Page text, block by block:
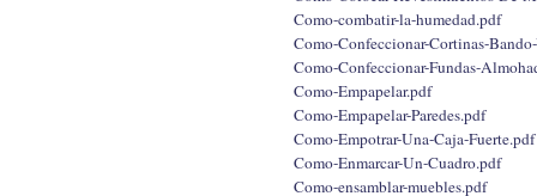
Como-combatir-la-humedad.pdf
Como-Confeccionar-Cortinas-
Como-Confeccionar-Fundas-
Como-Empapelar.pdf
Como-Empapelar-Paredes.pdf
Como-Empotrar-Una-Caja-Fuerte.pdf
Como-Enmarcar-Un-Cuadro.pdf
Como-ensamblar-muebles.pdf